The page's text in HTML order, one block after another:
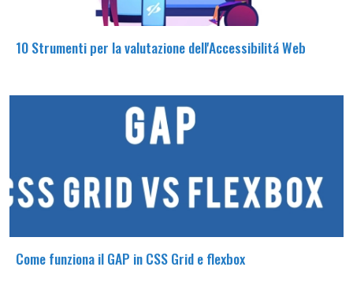
10 Strumenti per la valutazione dell'Accessibilitá Web
Come funziona il GAP in CSS Grid e flexbox